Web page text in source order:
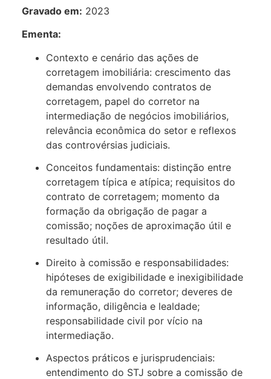
Gravado em: 2023
Ementa:
Contexto e cenário das ações de
corretagem imobiliária: crescimento das
demandas envolvendo contratos de
corretagem, papel do corretor na
intermediação de negócios imobiliários,
relevância econômica do setor e reflexos
das controvérsias judiciais.
Conceitos fundamentais: distinção entre
corretagem típica e atípica; requisitos do
contrato de corretagem; momento da
formação da obrigação de pagar a
comissão; noções de aproximação útil e
resultado útil.
Direito à comissão e responsabilidades:
hipóteses de exigibilidade e inexigibilidade
da remuneração do corretor; deveres de
informação, diligência e lealdade;
responsabilidade civil por vício na
intermediação.
Aspectos práticos e jurisprudenciais:
entendimento do STJ sobre a comissão de